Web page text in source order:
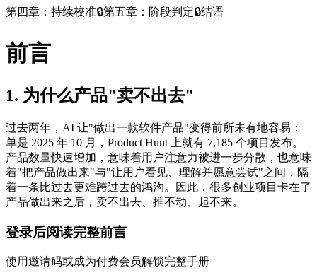
第四章：持续校准🔒第五章：阶段判定🔒结语
前言
1. 为什么产品"卖不出去"
过去两年，AI 让"做出一款软件产品"变得前所未有地容易：
单是 2025 年 10 月，Product Hunt 上就有 7,185 个项目发布。
产品数量快速增加，意味着用户注意力被进一步分散，也意味
着"把产品做出来"与"让用户看见、理解并愿意尝试"之间，隔
着一条比过去更难跨过去的鸿沟。因此，很多创业项目卡在了
产品做出来之后，卖不出去、推不动、起不来。
登录后阅读完整前言
使用邀请码或成为付费会员解锁完整手册